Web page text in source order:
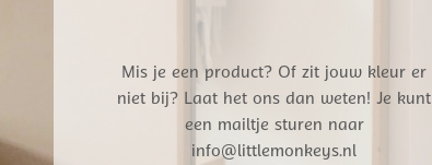
Mis je een product? Of zit jouw kleur er
niet bij? Laat het ons dan weten! Je kunt
een mailtje sturen naar
info@littlemonkeys.nl